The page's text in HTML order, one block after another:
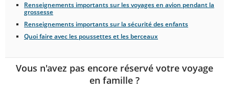
Renseignements importants sur les voyages en avion pendant la
grossesse
Renseignements importants sur la sécurité des enfants
Quoi faire avec les poussettes et les berceaux
Vous n'avez pas encore réservé votre voyage
en famille ?